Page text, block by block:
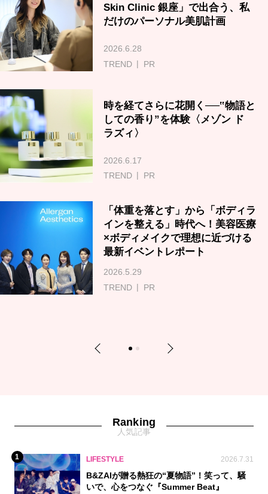
Skin Clinic 銀座」で出合う、私
だけのパーソナル美肌計画
2026.6.28
TREND
PR
時を経てさらに花開く──‟物語と
しての香り”を体験〈メゾン ド
ラズィ〉
2026.6.17
TREND
PR
「体重を落とす」から「ボディラ
インを整える」時代へ！美容医療
×ボディメイクで理想に近づける
最新イベントレポート
2026.5.29
TREND
PR
Previous 1 2 Next
Ranking
人気記事
1 LIFESTYLE 2026.7.31
B&ZAIが贈る熱狂の“夏物語”！笑って、騒
いで、心をつなぐ『Summer Beat』